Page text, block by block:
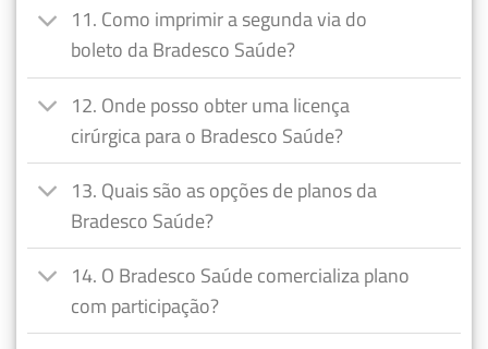
11. Como imprimir a segunda via do
boleto da Bradesco Saúde?
12. Onde posso obter uma licença
cirúrgica para o Bradesco Saúde?
13. Quais são as opções de planos da
Bradesco Saúde?
14. O Bradesco Saúde comercializa plano
com participação?